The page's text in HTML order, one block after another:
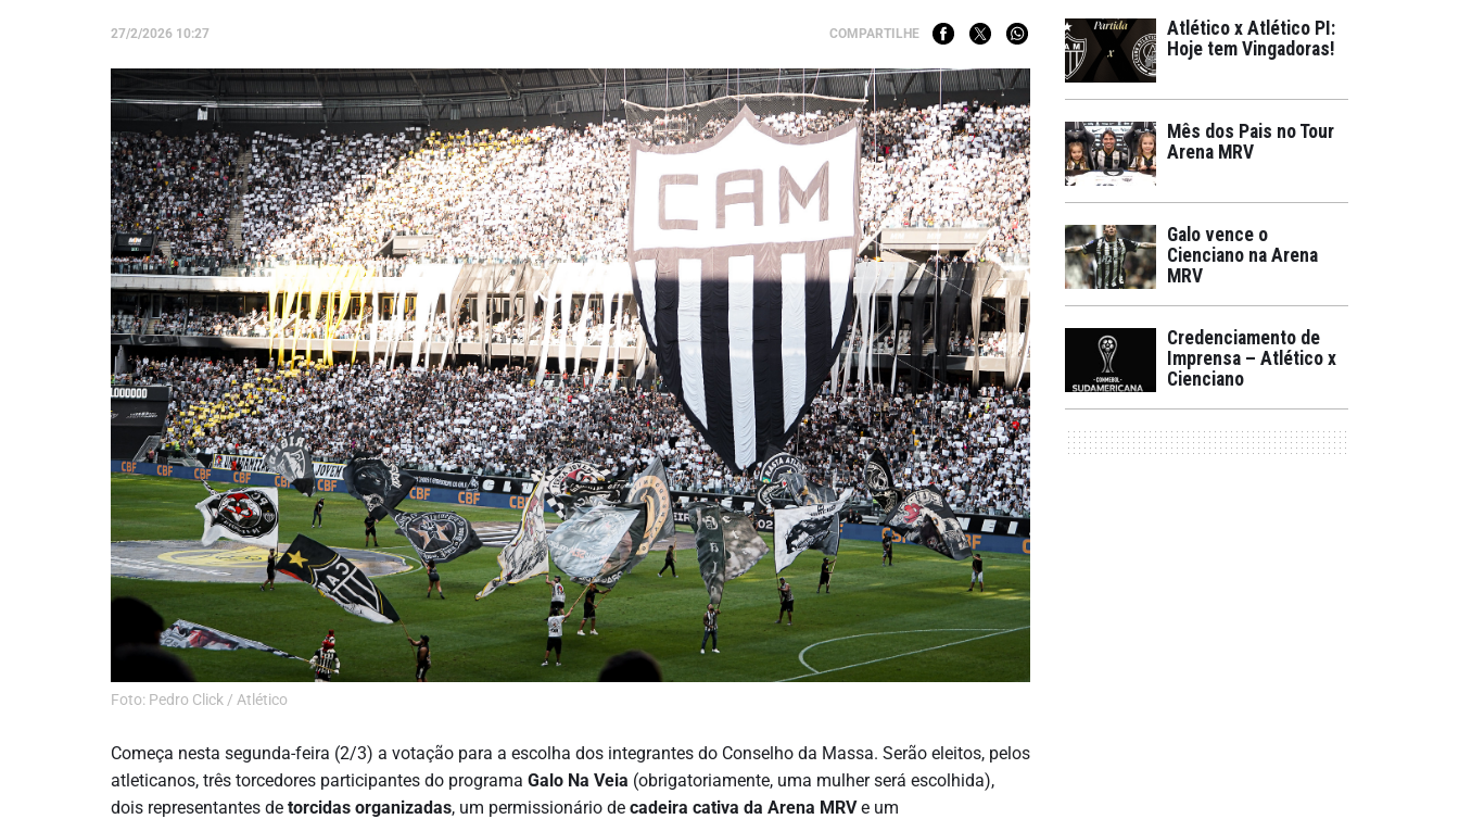
27/2/2026 10:27 COMPARTILHE
Foto: Pedro Click / Atlético
Começa nesta segunda-feira (2/3) a votação para a escolha dos integrantes do Conselho da Massa. Serão eleitos, pelos
atleticanos, três torcedores participantes do programa Galo Na Veia (obrigatoriamente, uma mulher será escolhida),
dois representantes de torcidas organizadas, um permissionário de cadeira cativa da Arena MRVe um
Atlético x Atlético PI:
Hoje tem Vingadoras!
Mês dos Pais no Tour
Arena MRV
Galo vence o
Cienciano na Arena
MRV
Credenciamento de
Imprensa – Atlético x
Cienciano